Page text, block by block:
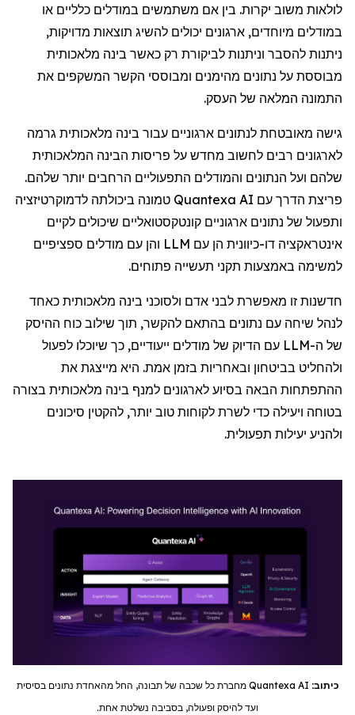
לולאות משוב יקרות. בין אם משתמשים במודלים כלליים או
במודלים מיוחדים, ארגונים יכולים להשיג תוצאות מדויקות,
ניתנות להסבר וניתנות לביקורת רק כאשר בינה מלאכותית
מבוססת על נתונים מהימנים ומבוססי הקשר המשקפים את
התמונה המלאה של העסק.
גישה מאובטחת לנתונים ארגוניים עבור בינה מלאכותית גרמה
לארגונים רבים לחשוב מחדש על פריסות הבינה המלאכותית
שלהם ועל הנתונים והמודלים התפעוליים הרחבים יותר שלהם.
פריצת הדרך עם Quantexa AI טמונה ביכולתה לדמוקרטיזציה
ותפעול של נתונים ארגוניים קונטקסטואליים שיכולים לקיים
אינטראקציה דו-כיוונית הן עם LLM והן עם מודלים ספציפיים
למשימה באמצעות תקני תעשייה פתוחים.
חדשנות זו מאפשרת לבני אדם ולסוכני בינה מלאכותית כאחד
לנהל שיחה עם נתונים בהתאם להקשר, תוך שילוב כוח ההיסק
של ה-LLM עם הדיוק של מודלים ייעודיים, כך שיוכלו לפעול
ולהחליט בביטחון ובאחריות בזמן אמת. היא מייצגת את
ההתפתחות הבאה בסיוע לארגונים למנף בינה מלאכותית בצורה
בטוחה ויעילה כדי לשרת לקוחות טוב יותר, להקטין סיכונים
ולהניע יעילות תפעולית.
כיתוב: Quantexa AI מחברת כל שכבה של תבונה, החל מהאחדת נתונים בסיסית
ועד להיסק ופעולה, בסביבה נשלטת אחת.